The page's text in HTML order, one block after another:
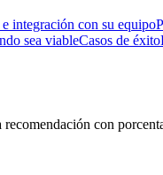
integración con su equipo
sea viableCasos de éxito
con